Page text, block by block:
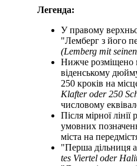
Легенда:
У правому
"Лемберг з його
(Lemberg mit
Нижче розміщено
віденському
250 кроків на
Klafter oder 250
числовому
Після мірної
умовних
міста на
"Перша дільниця
tes Viertel oder